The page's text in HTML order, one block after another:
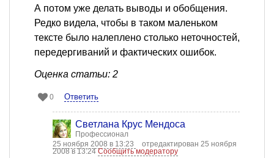
А потом уже делать выводы и обобщения.
Редко видела, чтобы в таком маленьком
тексте было налеплено столько неточностей,
передергиваний и фактических ошибок.
Оценка статьи: 2
0 Ответить
Светлана Крус Мендоса
Профессионал
25 ноября 2008 в 13:23
отредактирован 25 ноября
2008 в 13:24Сообщить модератору